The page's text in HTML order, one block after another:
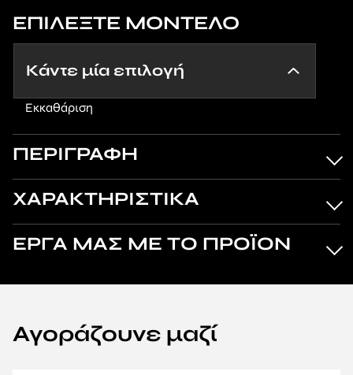
ΕΠΙΛΕΞΤΕ ΜΟΝΤΕΛΟ
Εκκαθάριση
ΠΕΡΙΓΡΑΦΗ
ΧΑΡΑΚΤΗΡΙΣΤΙΚΑ
ΕΡΓΑ ΜΑΣ ΜΕ ΤΟ ΠΡΟΪΟΝ
Αγοράζουνε μαζί